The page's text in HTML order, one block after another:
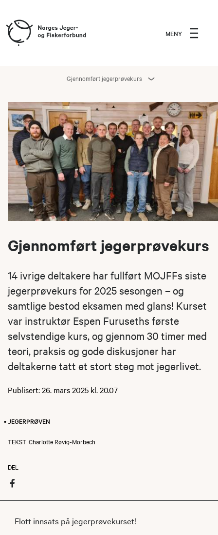
MENY
Gjennomført jegerprøvekurs
Gjennomført jegerprøvekurs
14 ivrige deltakere har fullført MOJFFs siste
jegerprøvekurs for 2025 sesongen – og
samtlige bestod eksamen med glans! Kurset
var instruktør Espen Furuseths første
selvstendige kurs, og gjennom 30 timer med
teori, praksis og gode diskusjoner har
deltakerne tatt et stort steg mot jegerlivet.
Publisert: 26. mars 2025 kl. 20.07
• JEGERPRØVEN
TEKST Charlotte Røvig-Morbech
DEL
Flott innsats på jegerprøvekurset!